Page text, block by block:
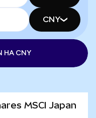
CNY
НА CNY
MSCI Japan